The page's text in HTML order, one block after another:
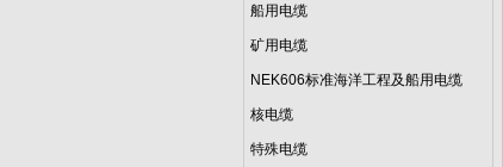
船用电缆
矿用电缆
NEK606标准海洋工程及船用电缆
核电缆
特殊电缆